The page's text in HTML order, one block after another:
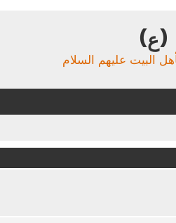
(ع)
البيت عليهم السلام